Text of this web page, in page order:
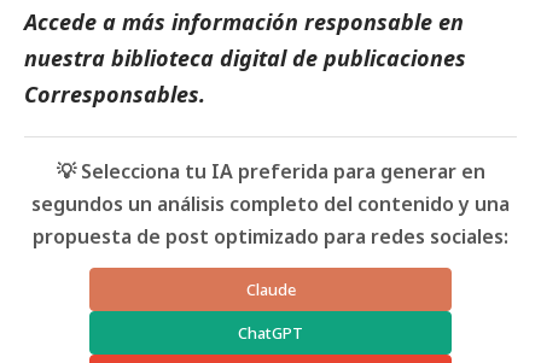
Accede a más información responsable en
nuestra biblioteca digital de publicaciones
Corresponsables.
💡 Selecciona tu IA preferida para generar en
segundos un análisis completo del contenido y una
propuesta de post optimizado para redes sociales:
Claude
ChatGPT